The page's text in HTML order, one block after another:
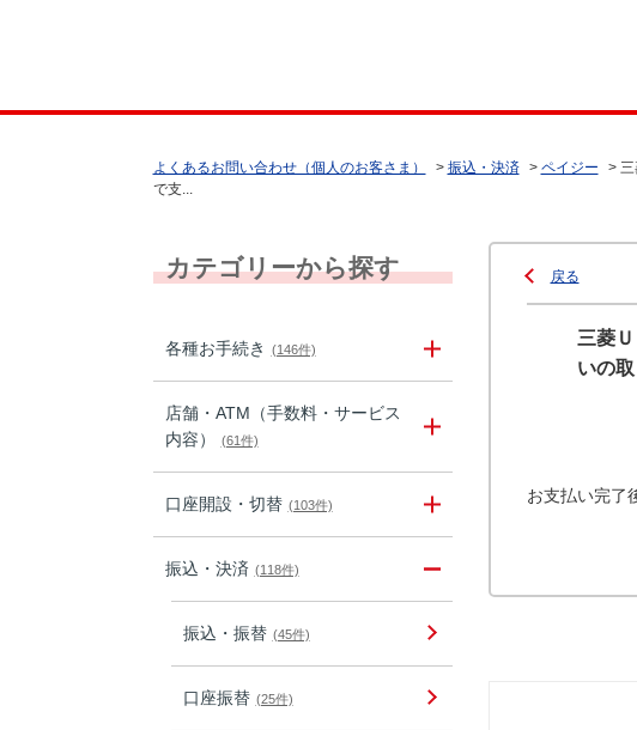
よくあるお問い合わせ（個人のお客さま） > 振込・決済 > ペイジー > 三
で支...
カテゴリーから探す
各種お手続き (146件)
店舗・ATM（手数料・サービス
内容）
(61件)
口座開設・切替 (103件)
振込・決済 (118件)
振込・振替 (45件)
口座振替 (25件)
戻る
三菱
いの
お支払い完了